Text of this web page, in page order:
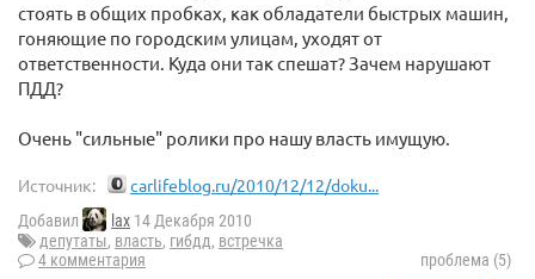
стоять в общих пробках, как обладатели быстрых машин,
гоняющие по городским улицам, уходят от
ответственности. Куда они так спешат? Зачем нарушают
ПДД?
Очень "сильные" ролики про нашу власть имущую.
Источник: carlifeblog.ru/2010/12/12/doku...
Добавил lax 14 Декабря 2010
депутаты, власть, гибдд, встречка
4 комментария
проблема (5)